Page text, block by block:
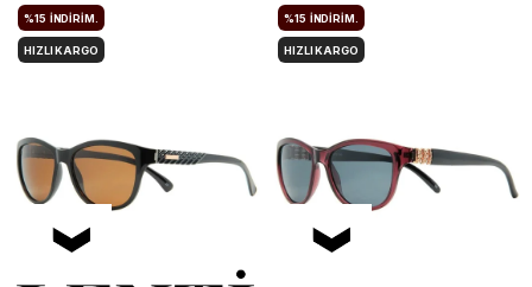
%15 İNDIRIM.
HIZLI KARGO
%15 İNDIRIM.
HIZLI KARGO